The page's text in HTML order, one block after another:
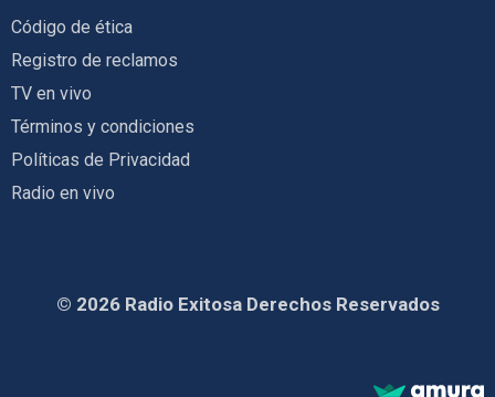
Código de ética
Registro de reclamos
TV en vivo
Términos y condiciones
Políticas de Privacidad
Radio en vivo
© 2026 Radio Exitosa Derechos Reservados